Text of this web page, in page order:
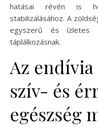
hatásai révén is
stabilizálásához. A
egyszerű és ízletes
táplálkozásnak.
Az endívia
szív- és
egészség